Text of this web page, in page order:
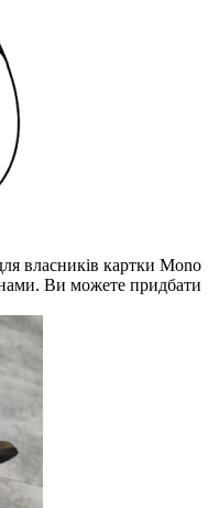
власників картки Mono
Ви можете придбати